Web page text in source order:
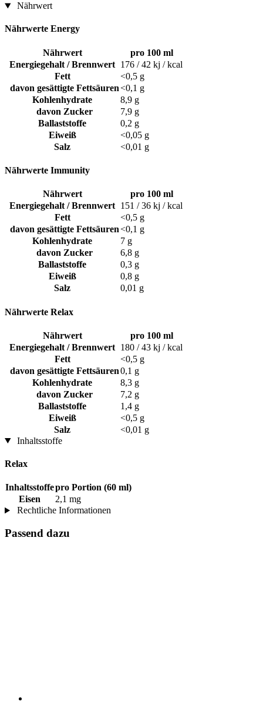
Nährwert
Nährwerte Energy
Nährwert
pro 100 ml
Energiegehalt / Brennwert 176 / 42 kj / kcal
Fett
<0,5 g
davon gesättigte Fettsäuren<0,1 g
Kohlenhydrate
8,9 g
davon Zucker
7,9 g
Ballaststoffe
0,2 g
Eiweiß
<0,05 g
Salz
<0,01 g
Nährwerte Immunity
Nährwert
pro 100 ml
Energiegehalt / Brennwert 151 / 36 kj / kcal
Fett
<0,5 g
davon gesättigte Fettsäuren<0,1 g
Kohlenhydrate
7 g
davon Zucker
6,8 g
Ballaststoffe
0,3 g
Eiweiß
0,8 g
Salz
0,01 g
Nährwerte Relax
Nährwert
pro 100 ml
Energiegehalt / Brennwert 180 / 43 kj / kcal
Fett
<0,5 g
davon gesättigte Fettsäuren0,1 g
Kohlenhydrate
8,3 g
davon Zucker
7,2 g
Ballaststoffe
1,4 g
Eiweiß
<0,5 g
Salz
<0,01 g
Inhaltsstoffe
Relax
Inhaltsstoffepro Portion (60 ml)
Eisen
2,1 mg
Rechtliche Informationen
Passend dazu